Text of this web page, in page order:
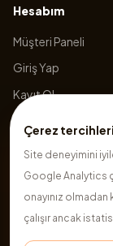
Çerez
Site deneyimini
Google Analytics
onayınız
çalışır ancak
Hesabım
Müşteri Paneli
Giriş Yap
Kayıt Ol
2026 Hazırsite.